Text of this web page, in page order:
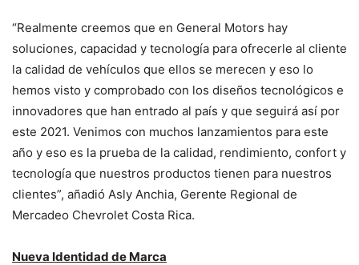
“Realmente creemos que en General Motors hay
soluciones, capacidad y tecnología para ofrecerle al cliente
la calidad de vehículos que ellos se merecen y eso lo
hemos visto y comprobado con los diseños tecnológicos e
innovadores que han entrado al país y que seguirá así por
este 2021. Venimos con muchos lanzamientos para este
año y eso es la prueba de la calidad, rendimiento, confort y
tecnología que nuestros productos tienen para nuestros
clientes”, añadió Asly Anchia, Gerente Regional de
Mercadeo Chevrolet Costa Rica.
Nueva Identidad de Marca